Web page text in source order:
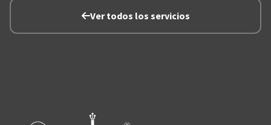
Ver todos los servicios